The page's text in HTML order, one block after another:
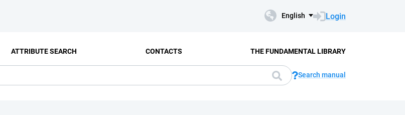
English Login
ATTRIBUTE SEARCH CONTACTS THE FUNDAMENTAL LIBRARY
Search manual